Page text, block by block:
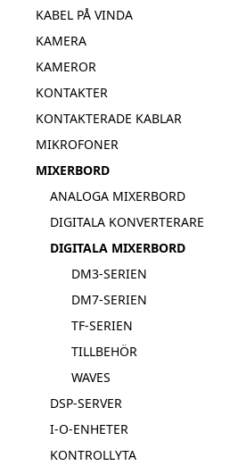
KABEL PÅ VINDA
KAMERA
KAMEROR
KONTAKTER
KONTAKTERADE KABLAR
MIKROFONER
MIXERBORD
ANALOGA MIXERBORD
DIGITALA KONVERTERARE
DIGITALA MIXERBORD
DM3-SERIEN
DM7-SERIEN
TF-SERIEN
TILLBEHÖR
WAVES
DSP-SERVER
I-O-ENHETER
KONTROLLYTA